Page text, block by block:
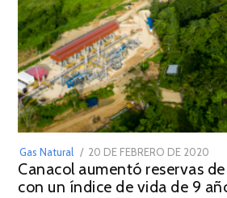
Gas Natural
POSTED
ON
20 DE FEBRERO DE 2020
DE
Canacol aumentó reservas
con un índice de vida de 9